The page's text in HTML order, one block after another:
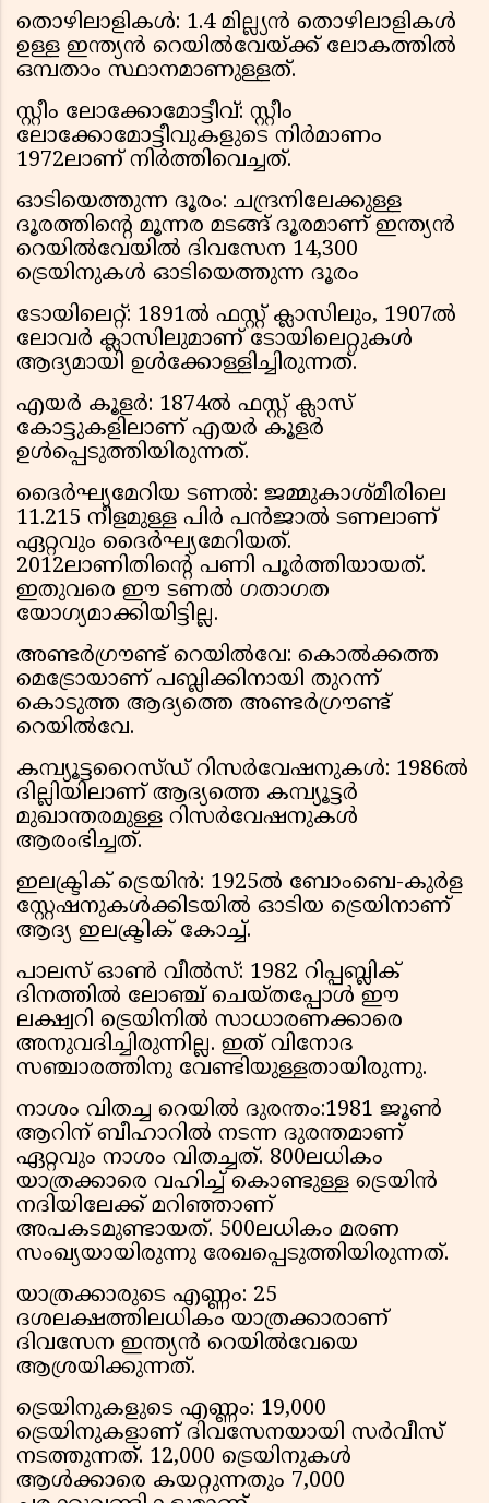
തൊഴിലാളികൾ: 1.4 മില്ല്യൻ തൊഴിലാളികൾ
ഉള്ള ഇന്ത്യൻ റെയിൽവേയ്ക്ക് ലോകത്തിൽ
ഒമ്പതാം സ്ഥാനമാണുള്ളത്.
സ്റ്റീം ലോക്കോമോട്ടീവ്: സ്റ്റീം
ലോക്കോമോട്ടീവുകളുടെ നിർമാണം
1972ലാണ് നിർത്തിവെച്ചത്.
ഓടിയെത്തുന്ന ദൂരം: ചന്ദ്രനിലേക്കുള്ള
ദൂരത്തിന്റെ മൂന്നര മടങ്ങ് ദൂരമാണ് ഇന്ത്യൻ
റെയിൽവേയിൽ ദിവസേന 14,300
ട്രെയിനുകൾ ഓടിയെത്തുന്ന ദൂരം
ടോയിലെറ്റ്: 1891ൽ ഫസ്റ്റ് ക്ലാസിലും, 1907ൽ
ലോവർ ക്ലാസിലുമാണ് ടോയിലെറ്റുകൾ
ആദ്യമായി ഉൾക്കോള്ളിച്ചിരുന്നത്.
എയർ കൂളർ: 1874ൽ ഫസ്റ്റ് ക്ലാസ്
കോട്ടുകളിലാണ് എയർ കൂളർ
ഉൾപ്പെടുത്തിയിരുന്നത്.
ദൈർഘ്യമേറിയ ടണൽ: ജമ്മുകാശ്മീരിലെ
11.215 നീളമുള്ള പിർ പൻജാൽ ടണലാണ്
ഏറ്റവും ദൈർഘ്യമേറിയത്.
2012ലാണിതിന്റെ പണി പൂർത്തിയായത്.
ഇതുവരെ ഈ ടണൽ ഗതാഗത
യോഗ്യമാക്കിയിട്ടില്ല.
അണ്ടർഗ്രൗണ്ട് റെയിൽവേ: കൊൽക്കത്ത
മെട്രോയാണ് പബ്ലിക്കിനായി തുറന്ന്
കൊടുത്ത ആദ്യത്തെ അണ്ടർഗ്രൗണ്ട്
റെയിൽവേ.
കമ്പ്യൂട്ടറൈസ്ഡ് റിസർവേഷനുകൾ: 1986ൽ
ദില്ലിയിലാണ് ആദ്യത്തെ കമ്പ്യൂട്ടർ
മുഖാന്തരമുള്ള റിസർവേഷനുകൾ
ആരംഭിച്ചത്.
ഇലക്ട്രിക് ട്രെയിൻ: 1925ൽ ബോംബെ-കുർള
സ്റ്റേഷനുകൾക്കിടയിൽ ഓടിയ ട്രെയിനാണ്
ആദ്യ ഇലക്ട്രിക് കോച്ച്.
പാലസ് ഓൺ വീൽസ്: 1982 റിപ്പബ്ലിക്
ദിനത്തിൽ ലോഞ്ച് ചെയ്തപ്പോൾ ഈ
ലക്ഷ്വറി ട്രെയിനിൽ സാധാരണക്കാരെ
അനുവദിച്ചിരുന്നില്ല. ഇത് വിനോദ
സഞ്ചാരത്തിനു വേണ്ടിയുള്ളതായിരുന്നു.
നാശം വിതച്ച റെയിൽ ദുരന്തം:1981 ജൂൺ
ആറിന് ബീഹാറിൽ നടന്ന ദുരന്തമാണ്
ഏറ്റവും നാശം വിതച്ചത്. 800ലധികം
യാത്രക്കാരെ വഹിച്ച് കൊണ്ടുള്ള ട്രെയിൻ
നദിയിലേക്ക് മറിഞ്ഞാണ്
അപകടമുണ്ടായത്. 500ലധികം മരണ
സംഖ്യയായിരുന്നു രേഖപ്പെടുത്തിയിരുന്നത്.
യാത്രക്കാരുടെ എണ്ണം: 25
ദശലക്ഷത്തിലധികം യാത്രക്കാരാണ്
ദിവസേന ഇന്ത്യൻ റെയിൽവേയെ
ആശ്രയിക്കുന്നത്.
ട്രെയിനുകളുടെ എണ്ണം: 19,000
ട്രെയിനുകളാണ് ദിവസേനയായി സർവീസ്
നടത്തുന്നത്. 12,000 ട്രെയിനുകൾ
ആൾക്കാരെ കയറ്റുന്നതും 7,000